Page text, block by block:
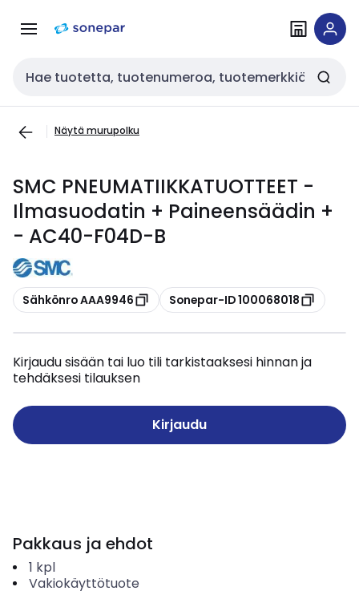
navigointiinsisältöön
Haku
Näytä murupolku
SMC PNEUMATIIKKATUOTTEET -
Ilmasuodatin + Paineensäädin +
- AC40-F04D-B
Kopioi
Sähkönro AAA9946 Kopioi
Sonepar-ID 100068018
Kirjaudu sisään tai luo tili tarkistaaksesi hinnan ja
tehdäksesi tilauksen
Kirjaudu
Pakkaus ja ehdot
1 kpl
Vakiokäyttötuote